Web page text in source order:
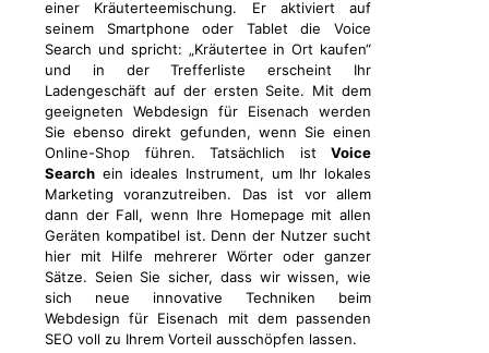
einer Kräuterteemischung. Er aktiviert auf
seinem Smartphone oder Tablet die Voice
Search und spricht: „Kräutertee in Ort kaufen“
und in der Trefferliste erscheint Ihr
Ladengeschäft auf der ersten Seite. Mit dem
geeigneten Webdesign für Eisenach werden
Sie ebenso direkt gefunden, wenn Sie einen
Online-Shop führen. Tatsächlich ist Voice
Search ein ideales Instrument, um Ihr lokales
Marketing voranzutreiben. Das ist vor allem
dann der Fall, wenn Ihre Homepage mit allen
Geräten kompatibel ist. Denn der Nutzer sucht
hier mit Hilfe mehrerer Wörter oder ganzer
Sätze. Seien Sie sicher, dass wir wissen, wie
sich neue innovative Techniken beim
Webdesign für Eisenach mit dem passenden
SEO voll zu Ihrem Vorteil ausschöpfen lassen.